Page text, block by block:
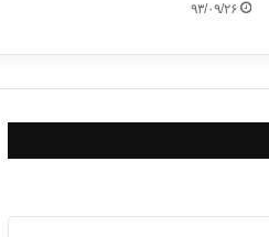
۹۳/۰۹/۲۶